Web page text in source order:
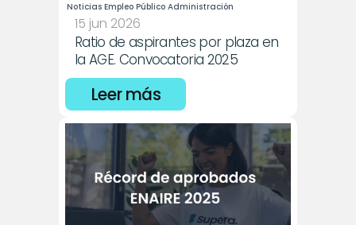
Noticias Empleo Público Administración
15 jun 2026
Ratio de aspirantes por plaza en
la AGE. Convocatoria 2025
Leer más